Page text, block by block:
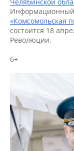
«Комсомольская
состоится 18
Революции.
6+